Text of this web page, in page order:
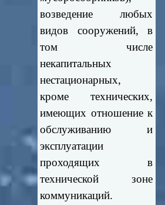
возведение любых
видов сооружений, в
том числе
некапитальных
нестационарных,
кроме технических,
имеющих отношение к
обслуживанию и
эксплуатации
проходящих в
технической зоне
коммуникаций.